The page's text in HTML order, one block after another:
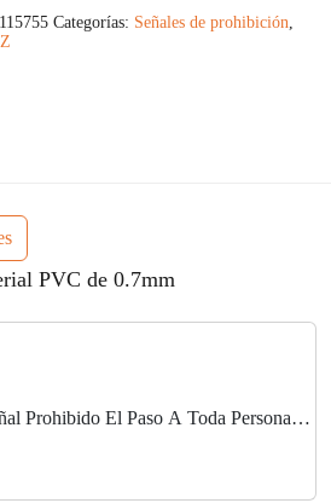
115755 Categorías: Señales de prohibición,
PVC de 0.7mm
Prohibido El Paso A Toda Persona
0,7 mm 21x30 cm